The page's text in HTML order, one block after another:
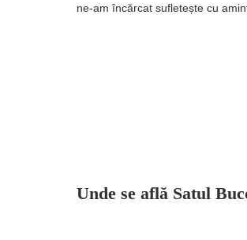
ne-am încărcat sufletește cu
Unde se află Satul